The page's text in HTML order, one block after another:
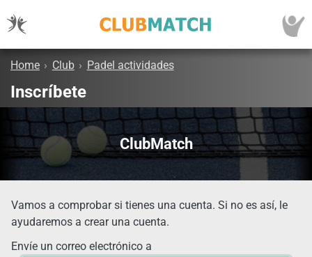
Home › Club › Padel actividades
Inscríbete
ClubMatch
Vamos a comprobar si tienes una cuenta. Si no es así, le
ayudaremos a crear una cuenta.
Envíe un correo electrónico a